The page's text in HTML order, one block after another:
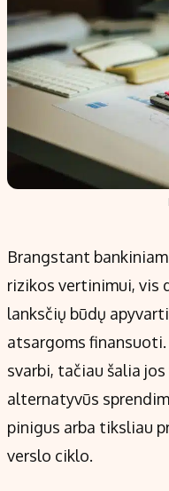
Saulės elektrinės
Kriptovaliutos
Infliacija
Migracija
Redakcija
Apie mus
Turinio žymėjimo taisyklės
Kontaktai
Regionų naujienos
Indėlių palūkanos
Brangstant
rizikos vertinimui, vis
lanksčių būdų
atsargoms
svarbi, tačiau šalia
alternatyvūs
pinigus arba tiksliau
verslo ciklo.